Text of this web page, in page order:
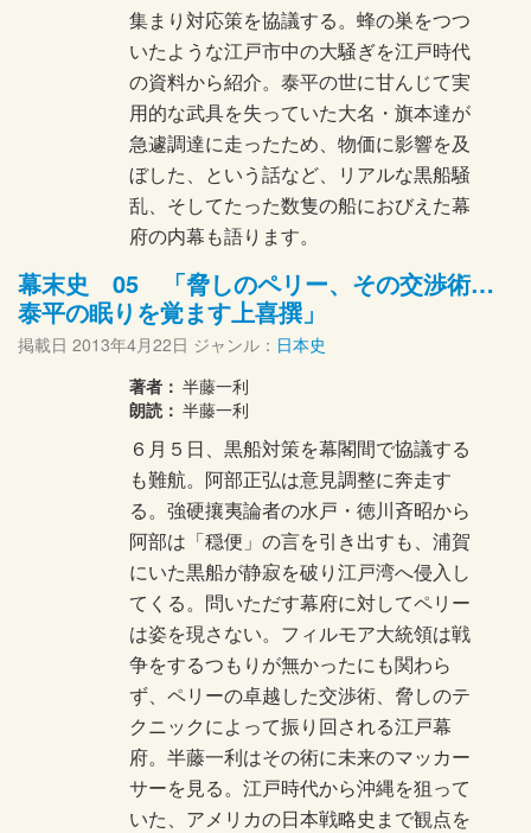
集まり対応策を協議する。蜂の巣をつつ
いたような江戸市中の大騒ぎを江戸時代
の資料から紹介。泰平の世に甘んじて実
用的な武具を失っていた大名・旗本達が
急遽調達に走ったため、物価に影響を及
ぼした、という話など、リアルな黒船騒
乱、そしてたった数隻の船におびえた幕
府の内幕も語ります。
幕末史 05 「脅しのペリー、その交渉術…
泰平の眠りを覚ます上喜撰」
掲載日 2013年4月22日 ジャンル： 日本史
著者： 半藤一利
朗読： 半藤一利
６月５日、黒船対策を幕閣間で協議する
も難航。阿部正弘は意見調整に奔走す
る。強硬攘夷論者の水戸・徳川斉昭から
阿部は「穏便」の言を引き出すも、浦賀
にいた黒船が静寂を破り江戸湾へ侵入し
てくる。問いただす幕府に対してペリー
は姿を現さない。フィルモア大統領は戦
争をするつもりが無かったにも関わら
ず、ペリーの卓越した交渉術、脅しのテ
クニックによって振り回される江戸幕
府。半藤一利はその術に未来のマッカー
サーを見る。江戸時代から沖縄を狙って
いた、アメリカの日本戦略史まで観点を